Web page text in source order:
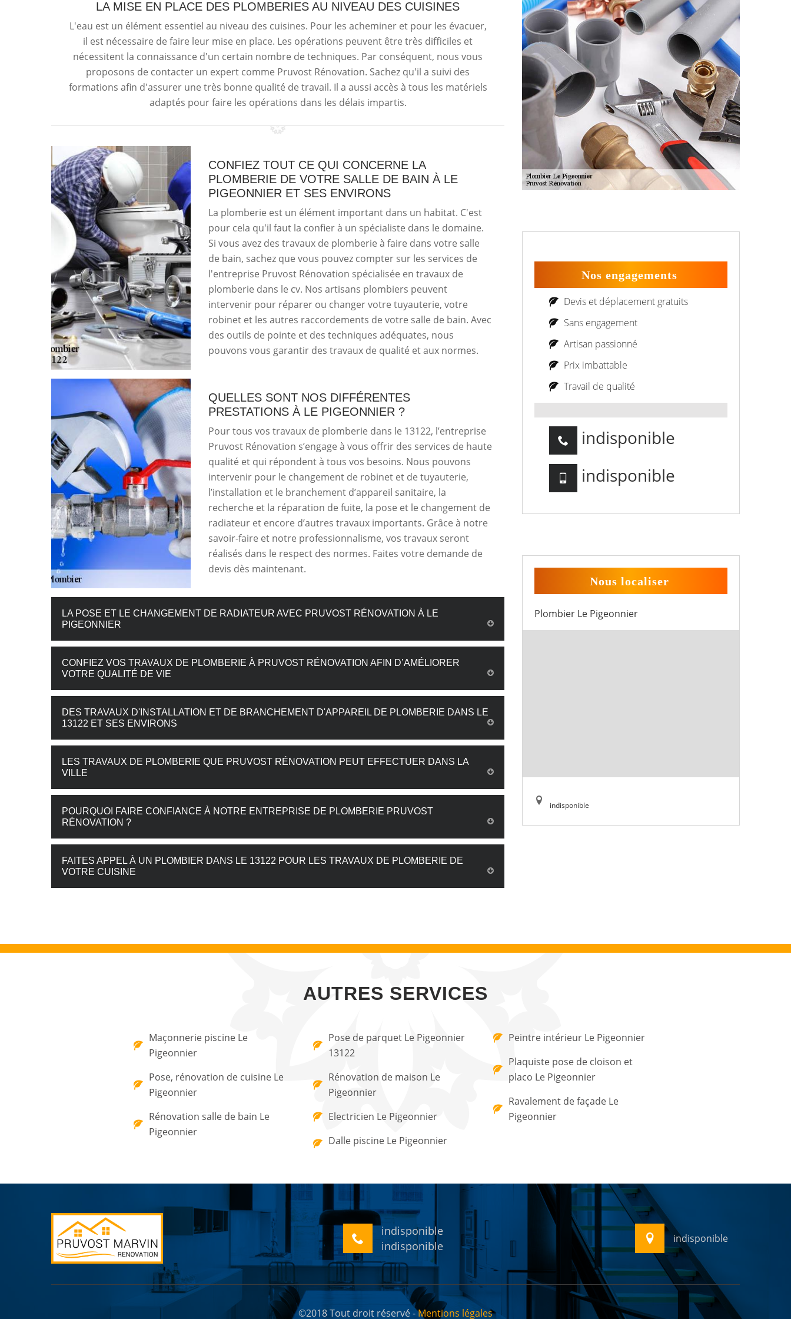
LA MISE EN PLACE DES PLOMBERIES AU NIVEAU DES CUISINES
L'eau est un élément essentiel au niveau des cuisines. Pour les acheminer et pour les évacuer,
il est nécessaire de faire leur mise en place. Les opérations peuvent être très difficiles et
nécessitent la connaissance d'un certain nombre de techniques. Par conséquent, nous vous
proposons de contacter un expert comme Pruvost Rénovation. Sachez qu'il a suivi des
formations afin d'assurer une très bonne qualité de travail. Il a aussi accès à tous les matériels
adaptés pour faire les opérations dans les délais impartis.
CONFIEZ TOUT CE QUI CONCERNE LA
PLOMBERIE DE VOTRE SALLE DE BAIN À LE
PIGEONNIER ET SES ENVIRONS
La plomberie est un élément important dans un habitat. C'est
pour cela qu'il faut la confier à un spécialiste dans le domaine.
Si vous avez des travaux de plomberie à faire dans votre salle
de bain, sachez que vous pouvez compter sur les services de
l'entreprise Pruvost Rénovation spécialisée en travaux de
plomberie dans le cv. Nos artisans plombiers peuvent
intervenir pour réparer ou changer votre tuyauterie, votre
robinet et les autres raccordements de votre salle de bain. Avec
des outils de pointe et des techniques adéquates, nous
pouvons vous garantir des travaux de qualité et aux normes.
QUELLES SONT NOS DIFFÉRENTES
PRESTATIONS À LE PIGEONNIER ?
Pour tous vos travaux de plomberie dans le 13122, l’entreprise
Pruvost Rénovation s’engage à vous offrir des services de haute
qualité et qui répondent à tous vos besoins. Nous pouvons
intervenir pour le changement de robinet et de tuyauterie,
l’installation et le branchement d’appareil sanitaire, la
recherche et la réparation de fuite, la pose et le changement de
radiateur et encore d’autres travaux importants. Grâce à notre
savoir-faire et notre professionnalisme, vos travaux seront
réalisés dans le respect des normes. Faites votre demande de
devis dès maintenant.
LA POSE ET LE CHANGEMENT DE RADIATEUR AVEC PRUVOST RÉNOVATION À LE
PIGEONNIER
CONFIEZ VOS TRAVAUX DE PLOMBERIE À PRUVOST RÉNOVATION AFIN D’AMÉLIORER
VOTRE QUALITÉ DE VIE
DES TRAVAUX D'INSTALLATION ET DE BRANCHEMENT D'APPAREIL DE PLOMBERIE DANS LE
13122 ET SES ENVIRONS
LES TRAVAUX DE PLOMBERIE QUE PRUVOST RÉNOVATION PEUT EFFECTUER DANS LA
VILLE
POURQUOI FAIRE CONFIANCE À NOTRE ENTREPRISE DE PLOMBERIE PRUVOST
RÉNOVATION ?
FAITES APPEL À UN PLOMBIER DANS LE 13122 POUR LES TRAVAUX DE PLOMBERIE DE
VOTRE CUISINE
Nos engagements
Devis et déplacement gratuits
Sans engagement
Artisan passionné
Prix imbattable
Travail de qualité
indisponible
indisponible
Nous localiser
Plombier Le Pigeonnier
indisponible
AUTRES SERVICES
Maçonnerie piscine Le
Pigeonnier
Pose, rénovation de cuisine Le
Pigeonnier
Rénovation salle de bain Le
Pigeonnier
Pose de parquet Le Pigeonnier
13122
Rénovation de maison Le
Pigeonnier
Electricien Le Pigeonnier
Dalle piscine Le Pigeonnier
Peintre intérieur Le Pigeonnier
Plaquiste pose de cloison et
placo Le Pigeonnier
Ravalement de façade Le
Pigeonnier
indisponible
indisponible
indisponible
©2018 Tout droit réservé -Mentions légales